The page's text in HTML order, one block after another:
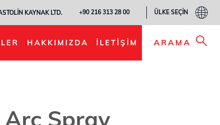
KAYNAK LTD. +90 216 313 28 00 ÜLKE SEÇIN
HAKKIMIZDA İLETIŞIM ARAMA
LISTEME EKLE
Spray